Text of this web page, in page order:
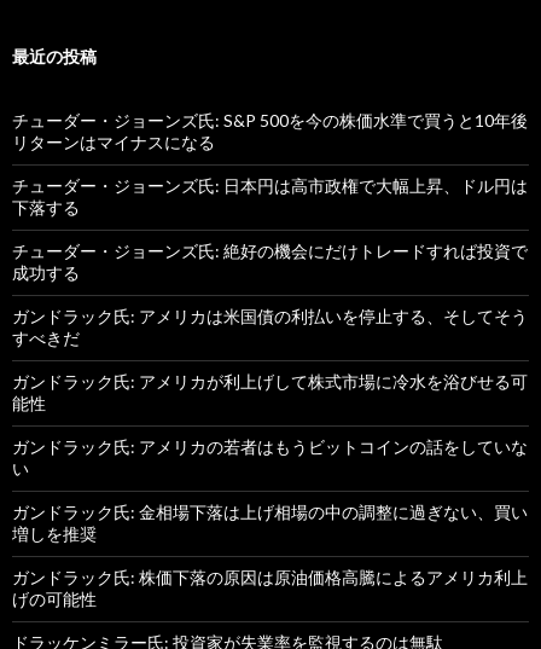
最近の投稿
チューダー・ジョーンズ氏: S&P 500を今の株価水準で買うと10年後
リターンはマイナスになる
チューダー・ジョーンズ氏: 日本円は高市政権で大幅上昇、ドル円は
下落する
チューダー・ジョーンズ氏: 絶好の機会にだけトレードすれば投資で
成功する
ガンドラック氏: アメリカは米国債の利払いを停止する、そしてそう
すべきだ
ガンドラック氏: アメリカが利上げして株式市場に冷水を浴びせる可
能性
ガンドラック氏: アメリカの若者はもうビットコインの話をしていな
い
ガンドラック氏: 金相場下落は上げ相場の中の調整に過ぎない、買い
増しを推奨
ガンドラック氏: 株価下落の原因は原油価格高騰によるアメリカ利上
げの可能性
ドラッケンミラー氏: 投資家が失業率を監視するのは無駄